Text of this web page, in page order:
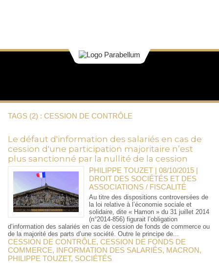
TAGS (2) : CESSION DE CONTRÔLE
Le défaut d'information des salariés en cas de
cession d'une participation majoritaire n’est
plus sanctionné par la nullité de la cession
PHILIPPE TOUZET | 08/10/2015 |
DROIT DES SOCIÉTÉS ET DES
ASSOCIATIONS / FISCALITÉ
Au titre des dispositions controversées de
la loi relative à l’économie sociale et
solidaire, dite « Hamon » du 31 juillet 2014
(n°2014-856) figurait l’obligation
d’information des salariés en cas de cession de fonds de commerce ou
de la majorité des parts d’une société. Outre le principe de...
CESSION DE CONTRÔLE, CESSION DE FONDS DE
COMMERCE, INFORMATION DES SALARIÉS, MACRON,
PHILIPPE TOUZET, SOCIÉTÉS